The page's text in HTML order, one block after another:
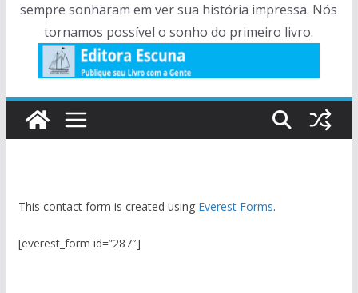
sempre sonharam em ver sua história impressa. Nós
tornamos possível o sonho do primeiro livro.
This contact form is created using Everest Forms.
[everest_form id=”287″]